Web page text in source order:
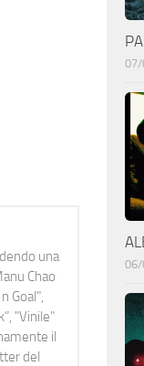
una
Chao
Goal",
"Vinile"
il
del
07/
06/